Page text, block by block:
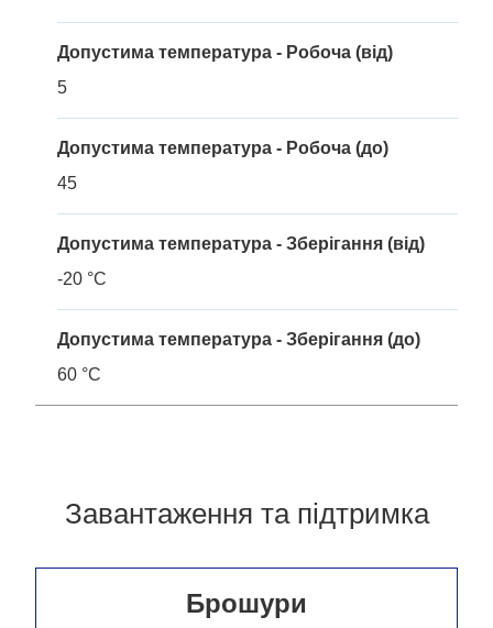
Допустима температура - Робоча (від)
5
Допустима температура - Робоча (до)
45
Допустима температура - Зберігання (від)
-20 °C
Допустима температура - Зберігання (до)
60 °C
Завантаження та підтримка
Брошури